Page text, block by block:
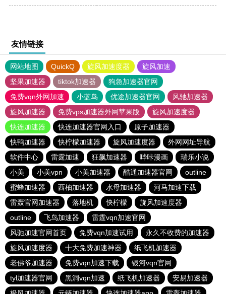
友情链接
网站地图 QuickQ 旋风加速度器
旋风加速
坚果加速器
tiktok加速器
狗急加速器官网
免费vqn外网加速
小蓝鸟 优途加速器官网
风驰加速器
旋风加速器
免费vps加速器外网苹果版
旋风加速度器
快连加速器
快连加速器官网入口
原子加速器
快鸭加速器
快柠檬加速器 旋风加速度器
外网网址导航
软件中心
雷霆加速 狂飙加速器 哔咔漫画
瑞乐小说
小美
小美vpn 小美加速器 酷通加速器官网
outline
蜜蜂加速器
西柚加速器 水母加速器
河马加速下载
雷轰官网加速器
落地机 快柠檬
旋风加速度器
outline
飞鸟加速器
雷霆vqn加速官网
风驰加速官网首页
免费vqn加速试用
永久不收费的加速器
旋风加速度器
十大免费加速神器
纸飞机加速器
老佛爷加速器
免费vqn加速下载
银河vqn官网
tyl加速器官网
黑洞vqn加速 纸飞机加速器
安易加速器